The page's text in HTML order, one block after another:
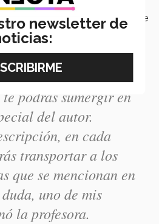
colombiano narra la historia
Florentino a lo largo de mas de
que no podrás
una historia de
podrás sumergir en
del autor.
en cada
transportar a los
que se mencionan en
uno de mis
la profesora.
newsletter de